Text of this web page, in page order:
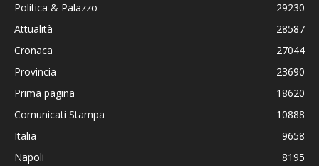
Politica & Palazzo
29230
Attualità
28587
Cronaca
27044
Provincia
23690
Prima pagina
18620
Comunicati Stampa
10888
Italia
9658
Napoli
8195